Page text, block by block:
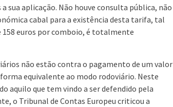
sua aplicação. Não houve consulta pública, não
cabal para a existência desta tarifa, tal
158 euros por comboio, é totalmente
não estão contra o pagamento de um valor
equivalente ao modo rodoviário. Neste
aquilo que tem vindo a ser defendido pela
o Tribunal de Contas Europeu criticou a